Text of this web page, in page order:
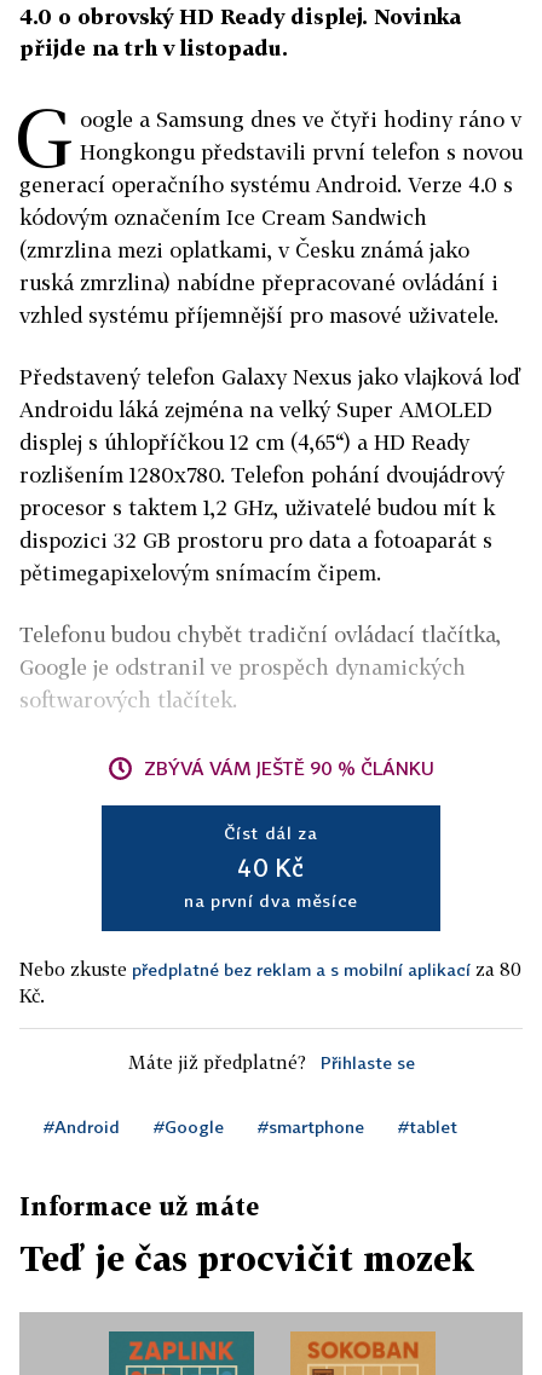
4.0 o obrovský HD Ready displej. Novinka
přijde na trh v listopadu.
G oogle a Samsung dnes ve čtyři hodiny ráno v
Hongkongu představili první telefon s novou
generací operačního systému Android. Verze 4.0 s
kódovým označením Ice Cream Sandwich
(zmrzlina mezi oplatkami, v Česku známá jako
ruská zmrzlina) nabídne přepracované ovládání i
vzhled systému příjemnější pro masové uživatele.
Představený telefon Galaxy Nexus jako vlajková loď
Androidu láká zejména na velký Super AMOLED
displej s úhlopříčkou 12 cm (4,65“) a HD Ready
rozlišením 1280x780. Telefon pohání dvoujádrový
procesor s taktem 1,2 GHz, uživatelé budou mít k
dispozici 32 GB prostoru pro data a fotoaparát s
pětimegapixelovým snímacím čipem.
Telefonu budou chybět tradiční ovládací tlačítka,
Google je odstranil ve prospěch dynamických
softwarových tlačítek.
ZBÝVÁ VÁM JEŠTĚ 90 % ČLÁNKU
Číst dál za
40 Kč
na první dva měsíce
Nebo zkuste předplatné bez reklam a s mobilní aplikací za 80
Kč.
Máte již předplatné? Přihlaste se
#Android #Google #smartphone #tablet
Informace už máte
Teď je čas procvičit mozek